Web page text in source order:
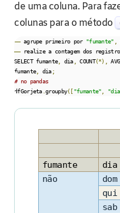
de uma coluna. Para
colunas para o método
–– agrupe primeiro por "fumante"
–– realize a contagem dos
SELECT fumante, dia, COUNT(*), AVG
fumante, dia;
# no pandas
dfGorjeta.groupby(["fumante"
fumante
dia
não
dom
qui
sab